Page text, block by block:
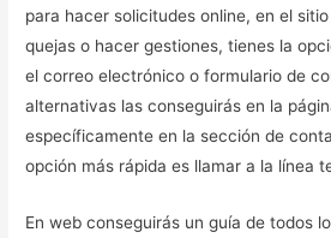
para hacer solicitudes online, en el
quejas o hacer gestiones, tienes la
el correo electrónico o formulario de
alternativas las conseguirás en la
específicamente en la sección de
opción más rápida es llamar a la línea
En web conseguirás un guía de todos